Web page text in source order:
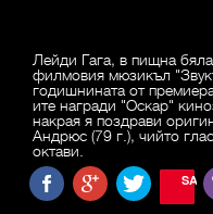
Лейди Гага, в пищна
филмовия мюзикъл
годишнината от
ите награди "Оскар"
накрая я поздрави
Андрюс (79 г.), чийто
октави.
SAVE